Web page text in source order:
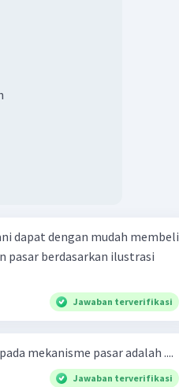
dapat dengan mudah membeli
pasar berdasarkan ilustrasi
Jawaban terverifikasi
mekanisme pasar adalah ....
Jawaban terverifikasi